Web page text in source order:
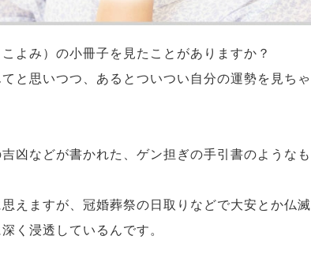
よみ）の小冊子を見たことがありますか？
と思いつつ、あるとついつい自分の運勢を見ちゃ
凶などが書かれた、ゲン担ぎの手引書のようなも
えますが、冠婚葬祭の日取りなどで大安とか仏滅
く浸透しているんです。